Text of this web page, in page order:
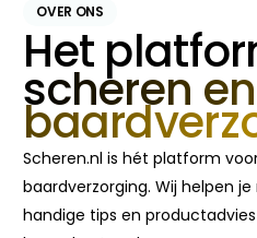
OVER ONS
Het
scheren en
Scheren.nl is hét platform
baardverzorging. Wij helpen
handige tips en